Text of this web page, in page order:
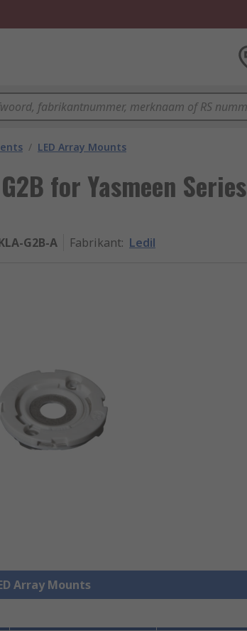
/ LED Array Mounts
for Yasmeen Series
G2B-A Fabrikant: Ledil
Array Mounts